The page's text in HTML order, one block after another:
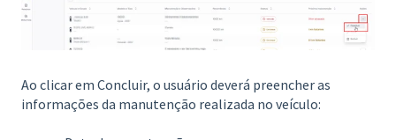
Ao clicar em Concluir, o usuário deverá preencher as
informações da manutenção realizada no veículo: